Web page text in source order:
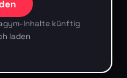
Inhalte künftig
laden